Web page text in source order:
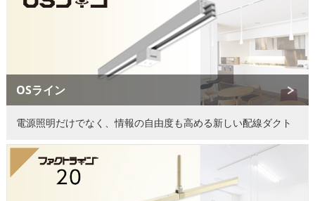
OSライン
電源照明だけでなく、情報の自由度も高める新しい配線ダクト